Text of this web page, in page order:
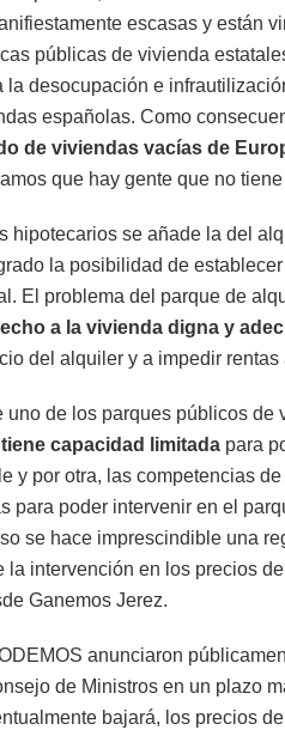
escasas y están
públicas de vivienda
la desocupación e
españolas. Como
de viviendas vacías de
que hay gente que no
se añade la del
la posibilidad de
El problema del parque de
a la vivienda digna y
del alquiler y a impedir rentas
de los parques públicos de
capacidad limitada para
y por otra, las competencias
para poder intervenir en el
se hace imprescindible una
intervención en los precios
Ganemos Jerez.
anunciaron
de Ministros en un plazo
bajará, los precios